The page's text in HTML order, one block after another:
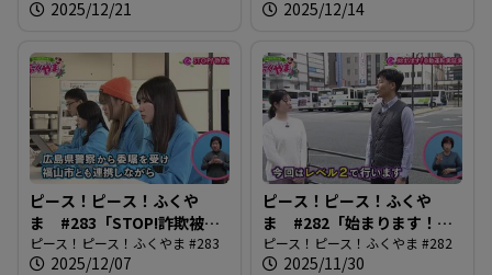
2025/12/21 2025/12/14
ピース！ピース！ふくや
ま #283「STOP!詐欺被
害」
ピース！ピース！ふくやま #283
2025/12/07
ピース！ピース！ふくや
ま #282「始まります！自
動運転実証実験」
ピース！ピース！ふくやま #282
2025/11/30